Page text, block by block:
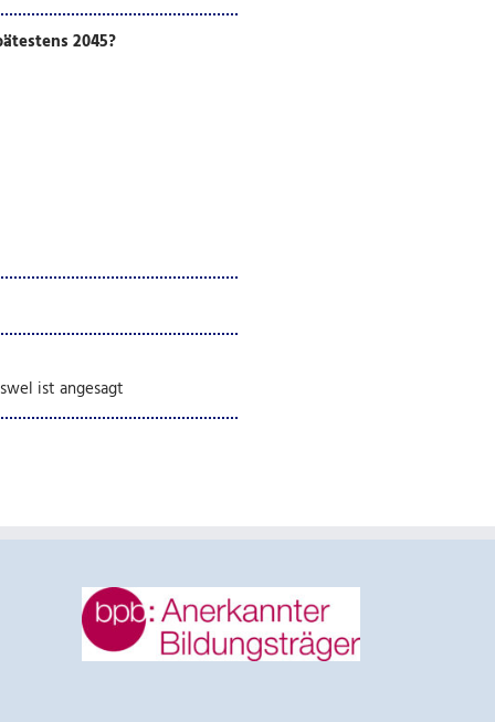
2045?
ist angesagt